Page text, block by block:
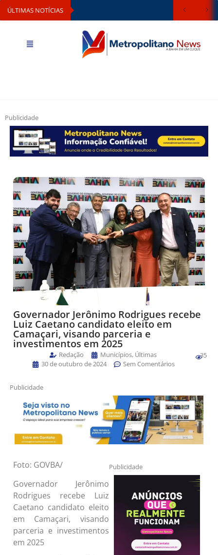
ÚLTIMAS NOTÍCIAS
Publicidade
Governador Jerônimo Rodrigues recebe
Luiz Caetano candidato eleito em
Camaçari, visando parceria e
investimentos em 2025
Redação Municípios, Últimas
30 de outubro de 2024
Sem Comentários
35
Publicidade
Foto: GOVBA/
Governador Jerônimo
Rodrigues recebe Luiz
Caetano candidato eleito
em Camaçari, visando
parceria e investimentos
em 2025
Publicidade